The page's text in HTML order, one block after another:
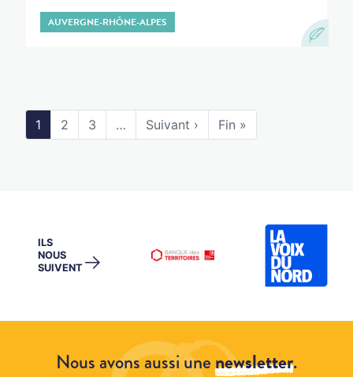
AUVERGNE-RHÔNE-ALPES
1 2 3 … Suivant › Fin »
ILS
NOUS
SUIVENT →
Nous avons aussi unenewsletter.